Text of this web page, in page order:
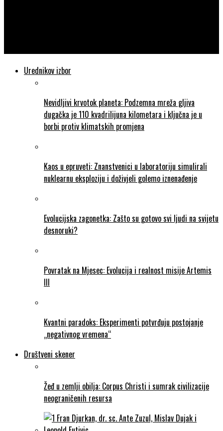
Urednikov izbor
Nevidljivi krvotok planeta: Podzemna mreža gljiva
dugačka je 110 kvadrilijuna kilometara i ključna je u
borbi protiv klimatskih promjena
Kaos u epruveti: Znanstvenici u laboratoriju simulirali
nuklearnu eksploziju i doživjeli golemo iznenađenje
Evolucijska zagonetka: Zašto su gotovo svi ljudi na svijetu
desnoruki?
Povratak na Mjesec: Evolucija i realnost misije Artemis
III
Kvantni paradoks: Eksperimenti potvrđuju postojanje
„negativnog vremena“
Društveni skener
Žeđ u zemlji obilja: Corpus Christi i sumrak civilizacije
neograničenih resursa